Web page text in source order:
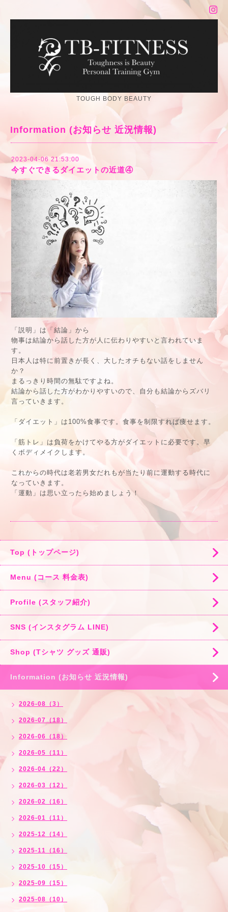
TOUGH BODY BEAUTY
Information (お知らせ 近況情報)
2023-04-06 21:53:00
今すぐできるダイエットの近道④
「説明」は「結論」から
物事は結論から話した方が人に伝わりやすいと言われていま
す。
日本人は特に前置きが長く、大したオチもない話をしません
か？
まるっきり時間の無駄ですよね。
結論から話した方がわかりやすいので、自分も結論からズバリ
言っていきます。
「ダイエット」は100%食事です。食事を制限すれば痩せます。
「筋トレ」は負荷をかけてやる方がダイエットに必要です。早
くボディメイクします。
これからの時代は老若男女だれもが当たり前に運動する時代に
なっていきます。
「運動」は思い立ったら始めましょう！
Top (トップページ)
Menu (コース 料金表)
Profile (スタッフ紹介)
SNS (インスタグラム LINE)
Shop (Tシャツ グッズ 通販)
Information (お知らせ 近況情報)
2026-08（3）
2026-07（18）
2026-06（18）
2026-05（11）
2026-04（22）
2026-03（12）
2026-02（16）
2026-01（11）
2025-12（14）
2025-11（16）
2025-10（15）
2025-09（15）
2025-08（10）